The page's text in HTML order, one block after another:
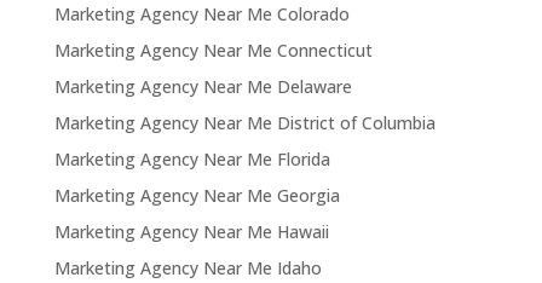
Marketing Agency Near Me Colorado
Marketing Agency Near Me Connecticut
Marketing Agency Near Me Delaware
Marketing Agency Near Me District of Columbia
Marketing Agency Near Me Florida
Marketing Agency Near Me Georgia
Marketing Agency Near Me Hawaii
Marketing Agency Near Me Idaho